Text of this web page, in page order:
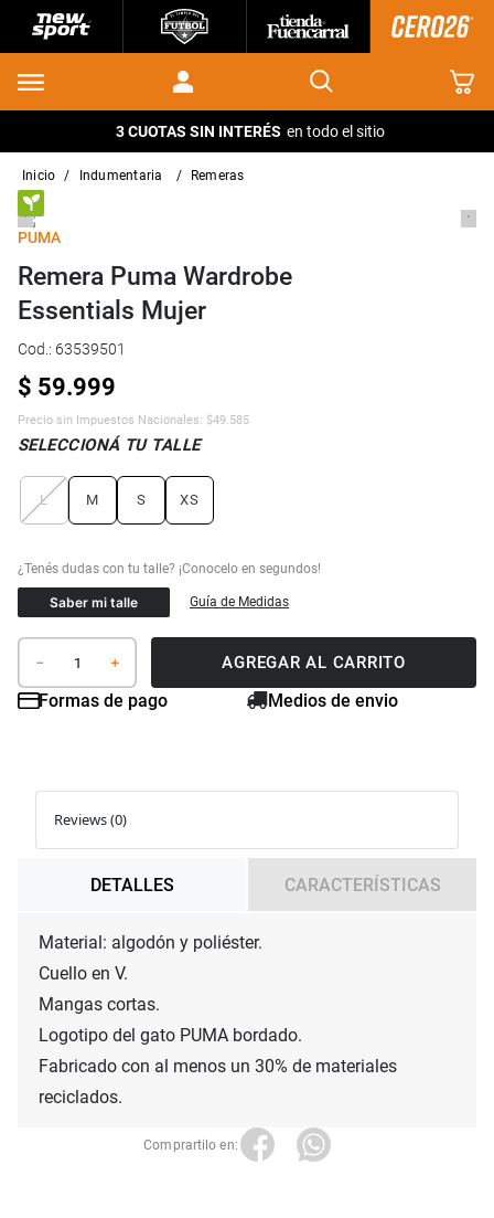
3 CUOTAS SIN INTERÉS en todo el sitio
indumentaria remeras
PUMA
Remera Puma Wardrobe
Essentials Mujer
Cod. : 63539501
$ 59.999
Precio sin Impuestos Nacionales: $49.585
SELECCIONÁ TU TALLE
L M S XS
Saber mi talle Guía de Medidas
＋
－ AGREGAR AL CARRITO
Formas de pago Medios de envio
Reviews (0)
DETALLES CARACTERÍSTICAS
Material: algodón y poliéster.
Cuello en V.
Mangas cortas.
Logotipo del gato PUMA bordado.
Fabricado con al menos un 30% de materiales
reciclados.